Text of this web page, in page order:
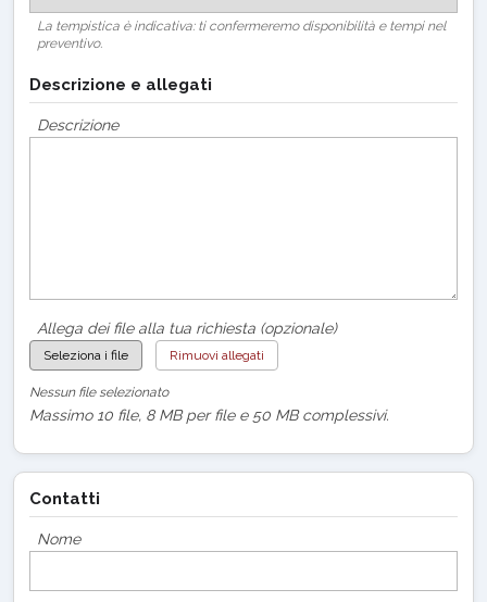
La tempistica è indicativa: ti confermeremo disponibilità e tempi nel
preventivo.
Descrizione e allegati
Descrizione
Allega dei file alla tua richiesta (opzionale)
Seleziona i file Rimuovi allegati
Nessun file selezionato
Massimo 10 file, 8 MB per file e 50 MB complessivi.
Contatti
Nome